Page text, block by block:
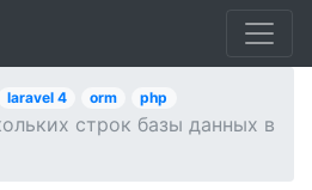
laravel 4 orm php
строк базы данных в